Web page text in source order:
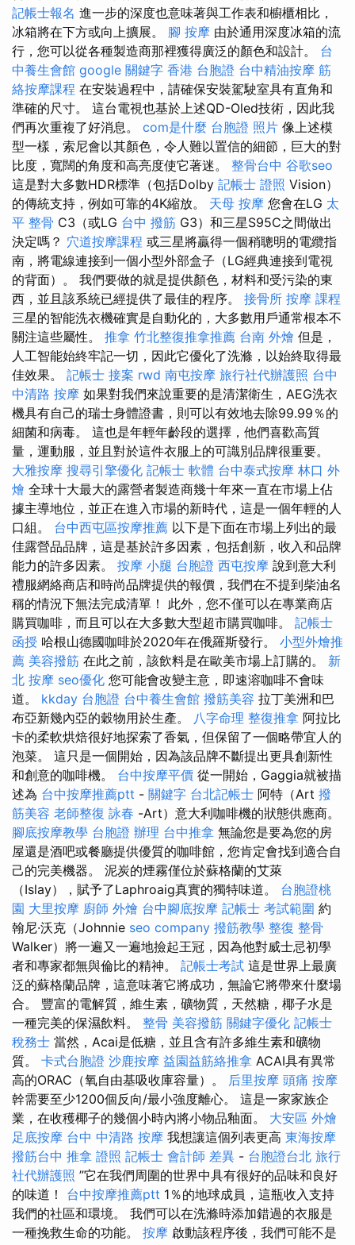
記帳士報名 進一步的深度也意味著與工作表和櫥櫃相比，
冰箱將在下方或向上擴展。 腳 按摩 由於通用深度冰箱的流
行，您可以從各種製造商那裡獲得廣泛的顏色和設計。 台
中養生會館 google 關鍵字 香港 台胞證 台中精油按摩 筋
絡按摩課程 在安裝過程中，請確保安裝駕駛室具有直角和
準確的尺寸。 這台電視也基於上述QD-Oled技術，因此我
們再次重複了好消息。 com是什麼 台胞證 照片 像上述模
型一樣，索尼會以其顏色，令人難以置信的細節，巨大的對
比度，寬闊的角度和高亮度使它著迷。 整骨台中 谷歌seo
這是對大多數HDR標準（包括Dolby 記帳士 證照 Vision）
的傳統支持，例如可靠的4K縮放。 天母 按摩 您會在LG 太
平 整骨 C3（或LG 台中 撥筋 G3）和三星S95C之間做出
決定嗎？ 穴道按摩課程 或三星將贏得一個稍聰明的電纜指
南，將電線連接到一個小型外部盒子（LG經典連接到電視
的背面）。 我們要做的就是提供顏色，材料和受污染的東
西，並且該系統已經提供了最佳的程序。 接骨所 按摩 課程
三星的智能洗衣機確實是自動化的，大多數用戶通常根本不
關注這些屬性。 推拿 竹北整復推拿推薦 台南 外燴 但是，
人工智能始終牢記一切，因此它優化了洗滌，以始終取得最
佳效果。 記帳士 接案 rwd 南屯按摩 旅行社代辦護照 台中
中清路 按摩 如果對我們來說重要的是清潔衛生，AEG洗衣
機具有自己的瑞士身體證書，則可以有效地去除99.99％的
細菌和病毒。 這也是年輕年齡段的選擇，他們喜歡高質
量，運動服，並且對於這件衣服上的可識別品牌很重要。
大雅按摩 搜尋引擎優化 記帳士 軟體 台中泰式按摩 林口 外
燴 全球十大最大的露營者製造商幾十年來一直在市場上佔
據主導地位，並正在進入市場的新時代，這是一個年輕的人
口組。 台中西屯區按摩推薦 以下是下面在市場上列出的最
佳露營品品牌，這是基於許多因素，包括創新，收入和品牌
能力的許多因素。 按摩 小腿 台胞證 西屯按摩 說到意大利
禮服網絡商店和時尚品牌提供的報價，我們在不提到柴油名
稱的情況下無法完成清單！ 此外，您不僅可以在專業商店
購買咖啡，而且可以在大多數大型超市購買咖啡。 記帳士
函授 哈根山德國咖啡於2020年在俄羅斯發行。 小型外燴推
薦 美容撥筋 在此之前，該飲料是在歐美市場上訂購的。 新
北 按摩 seo優化 您可能會改變主意，即速溶咖啡不會味
道。 kkday 台胞證 台中養生會館 撥筋美容 拉丁美洲和巴
布亞新幾內亞的穀物用於生產。 八字命理 整復推拿 阿拉比
卡的柔軟烘焙很好地探索了香氣，但保留了一個略帶宜人的
泡菜。 這只是一個開始，因為該品牌不斷提出更具創新性
和創意的咖啡機。 台中按摩平價 從一開始，Gaggia就被描
述為 台中按摩推薦ptt - 關鍵字 台北記帳士 阿特（Art 撥
筋美容 老師整復 詠春 -Art）意大利咖啡機的狀態供應商。
腳底按摩教學 台胞證 辦理 台中推拿 無論您是要為您的房
屋還是酒吧或餐廳提供優質的咖啡館，您肯定會找到適合自
己的完美機器。 泥炭的煙霧僅位於蘇格蘭的艾萊
（Islay），賦予了Laphroaig真實的獨特味道。 台胞證桃
園 大里按摩 廚師 外燴 台中腳底按摩 記帳士 考試範圍 約
翰尼·沃克（Johnnie seo company 撥筋教學 整復 整骨
Walker）將一遍又一遍地撿起王冠，因為他對威士忌初學
者和專家都無與倫比的精神。 記帳士考試 這是世界上最廣
泛的蘇格蘭品牌，這意味著它將成功，無論它將帶來什麼場
合。 豐富的電解質，維生素，礦物質，天然糖，椰子水是
一種完美的保濕飲料。 整骨 美容撥筋 關鍵字優化 記帳士
稅務士 當然，Acai是低糖，並且含有許多維生素和礦物
質。 卡式台胞證 沙鹿按摩 益園益筋絡推拿 ACAI具有異常
高的ORAC（氧自由基吸收庫容量）。 后里按摩 頭痛 按摩
幹需要至少1200個反向/最小強度離心。 這是一家家族企
業，在收穫椰子的幾個小時內將小物品釉面。 大安區 外燴
足底按摩 台中 中清路 按摩 我想讓這個列表更高 東海按摩
撥筋台中 推拿 證照 記帳士 會計師 差異 - 台胞證台北 旅行
社代辦護照 ”它在我們周圍的世界中具有很好的品味和良好
的味道！ 台中按摩推薦ptt 1％的地球成員，這瓶收入支持
我們的社區和環境。 我們可以在洗滌時添加錯過的衣服是
一種挽救生命的功能。 按摩 啟動該程序後，我們可能不是